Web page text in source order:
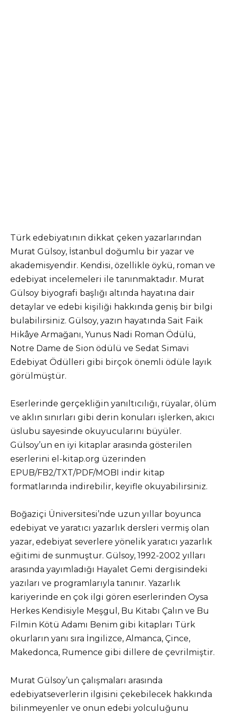
Türk edebiyatının dikkat çeken yazarlarından
Murat Gülsoy, İstanbul doğumlu bir yazar ve
akademisyendir. Kendisi, özellikle öykü, roman ve
edebiyat incelemeleri ile tanınmaktadır. Murat
Gülsoy biyografi başlığı altında hayatına dair
detaylar ve edebi kişiliği hakkında geniş bir bilgi
bulabilirsiniz. Gülsoy, yazın hayatında Sait Faik
Hikâye Armağanı, Yunus Nadi Roman Ödülü,
Notre Dame de Sion ödülü ve Sedat Simavi
Edebiyat Ödülleri gibi birçok önemli ödüle layık
görülmüştür.
Eserlerinde gerçekliğin yanıltıcılığı, rüyalar, ölüm
ve aklın sınırları gibi derin konuları işlerken, akıcı
üslubu sayesinde okuyucularını büyüler.
Gülsoy’un en iyi kitaplar arasında gösterilen
eserlerini el-kitap.org üzerinden
EPUB/FB2/TXT/PDF/MOBI indir kitap
formatlarında indirebilir, keyifle okuyabilirsiniz.
Boğaziçi Üniversitesi’nde uzun yıllar boyunca
edebiyat ve yaratıcı yazarlık dersleri vermiş olan
yazar, edebiyat severlere yönelik yaratıcı yazarlık
eğitimi de sunmuştur. Gülsoy, 1992-2002 yılları
arasında yayımladığı Hayalet Gemi dergisindeki
yazıları ve programlarıyla tanınır. Yazarlık
kariyerinde en çok ilgi gören eserlerinden Oysa
Herkes Kendisiyle Meşgul, Bu Kitabı Çalın ve Bu
Filmin Kötü Adamı Benim gibi kitapları Türk
okurların yanı sıra İngilizce, Almanca, Çince,
Makedonca, Rumence gibi dillere de çevrilmiştir.
Murat Gülsoy’un çalışmaları arasında
edebiyatseverlerin ilgisini çekebilecek hakkında
bilinmeyenler ve onun edebi yolculuğunu